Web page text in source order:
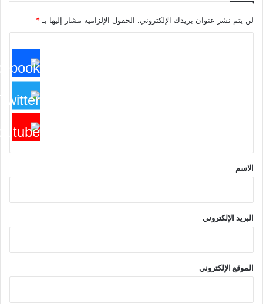
لن يتم نشر عنوان بريدك الإلكتروني. الحقول الإلزامية مشار إليها بـ *
*
الاسم
البريد الإلكتروني
الموقع الإلكتروني